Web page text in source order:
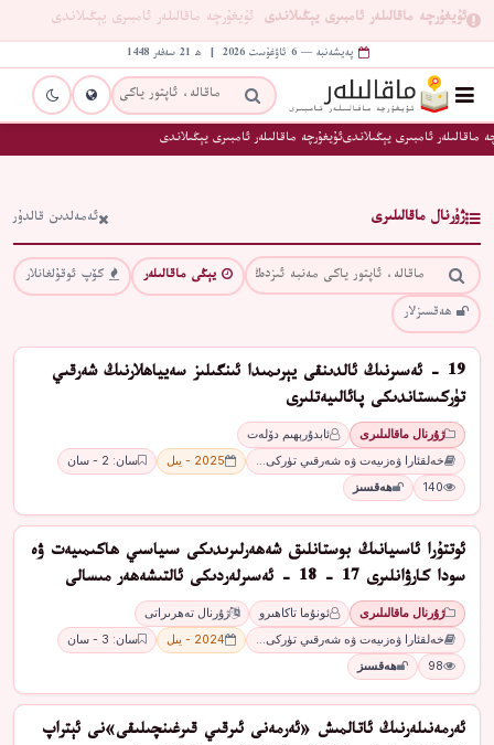
ئۇيغۇرچە ماقالىلەر ئامبىرى يېڭىلاندى ئۇيغۇرچە ماقالىلەر ئامبىرى يېڭىلاندى
پەيشەنبە — 6 ئاۋغۇست 2026 | ھ 21 سەفەر 1448
ماقالىلەر ئامبىرى يېڭىلاندىئۇيغۇرچە ماقالىلەر ئامبىرى يېڭىلاندى
ژۇرنال ماقالىلىرى ئەمەلدىن قالدۇر
يېڭى ماقالىلەر
كۆپ ئوقۇلغانلار
ھەقسىزلار
19 - ئەسىرنىڭ ئالدىنقى يېرىمىدا ئىنگىلىز سەيياھلارنىڭ شەرقىي
تۈركىستاندىكى پائالىيەتلىرى
ژۇرنال ماقالىلىرى
ئابدۇرېھىم دۆلەت
خەلقئارا ۋەزىيەت ۋە شەرقىي تۈركى…
2025 - يىل
سان: 2 - سان
140
ھەقسىز
ئوتتۇرا ئاسىيانىڭ بوستانلىق شەھەرلىرىدىكى سىياسىي ھاكىمىيەت ۋە
سودا كارۋانلىرى 17 - 18 - ئەسىرلەردىكى ئالتىشەھەر مىسالى
ژۇرنال ماقالىلىرى ئونۇما تاكاھىرو
ژۇرنال تەھرىراتى
خەلقئارا ۋەزىيەت ۋە شەرقىي تۈركى…
2024 - يىل
سان: 3 - سان
98
ھەقسىز
ئەرمەنىلەرنىڭ ئاتالمىش «ئەرمەنى ئىرقىي قىرغىنچىلىقى»نى ئېتراپ